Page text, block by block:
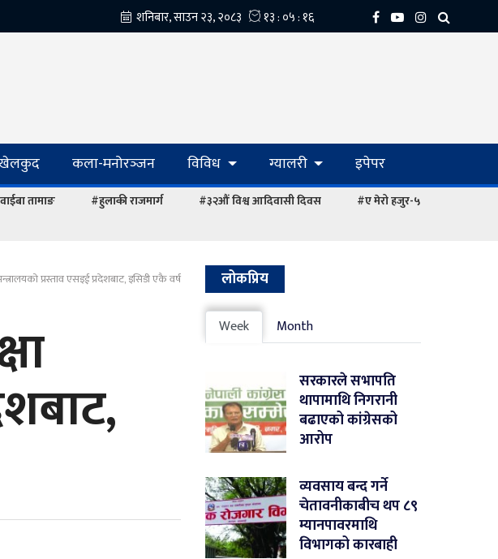
कला-मनोरञ्‍जन विविध ग्यालरी इपेपर
तामाङ #हुलाकी राजमार्ग #३२औं विश्व आदिवासी दिवस
#ए मेरो हजुर-५
प्रस्ताव एसइई प्रदेशबाट, इसिडी एकै वर्ष लोकप्रिय
Week Month
सरकारले सभापति
थापामाथि निगरानी
बढाएको कांग्रेसको
आरोप
व्यवसाय बन्द गर्ने
चेतावनीकाबीच थप ८९
म्यानपावरमाथि
विभागको कारबाही